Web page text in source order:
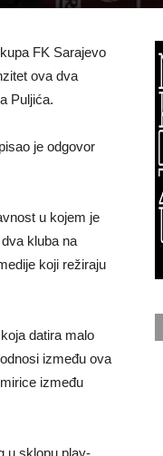
FK Sarajevo
ova dva
Puljića.
je odgovor
u kojem je
kluba na
koji režiraju
datira malo
između ova
između